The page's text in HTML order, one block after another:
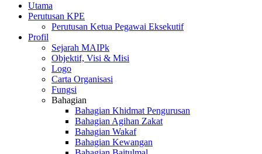
Utama
Perutusan KPE
Perutusan Ketua Pegawai Eksekutif
Profil
Sejarah MAIPk
Objektif, Visi & Misi
Logo
Carta Organisasi
Fungsi
Bahagian
Bahagian Khidmat Pengurusan
Bahagian Agihan Zakat
Bahagian Wakaf
Bahagian Kewangan